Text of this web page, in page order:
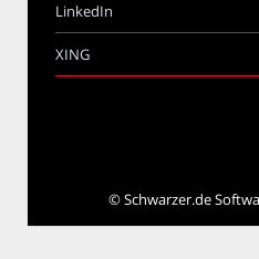
LinkedIn
XING
©Schwarzer.de